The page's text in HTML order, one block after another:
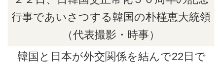
行事であいさつする韓国の朴槿恵大統領
（代表撮影・時事）
韓国と日本が外交関係を結んで22日で